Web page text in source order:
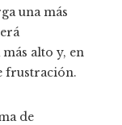
una más
alto y, en
frustración.
de